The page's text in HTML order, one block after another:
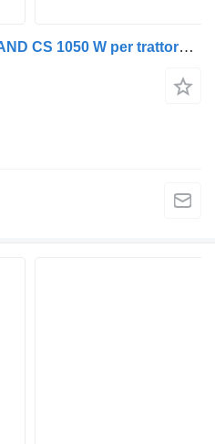
Compressore aria GHH RAND CS 1050 W per trattore stradale